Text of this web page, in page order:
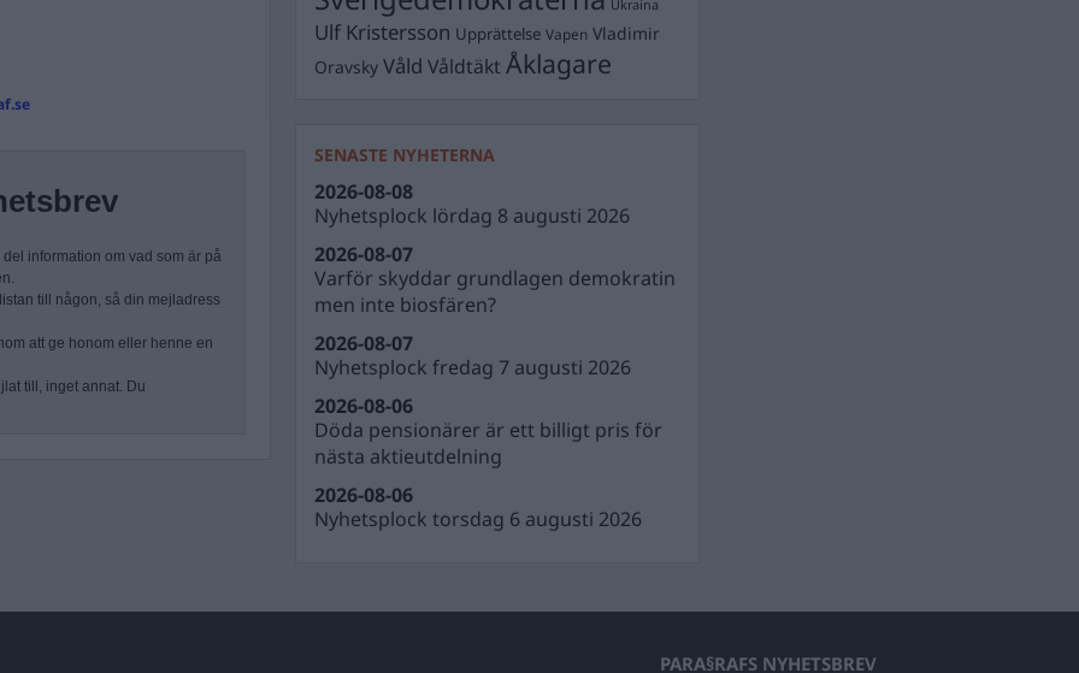
information om vad som är på
till någon, så din mejladress
att ge honom eller henne en
till, inget annat. Du
Ukraina
Ulf Kristersson Upprättelse Vapen Vladimir
Oravsky Våld Våldtäkt Åklagare
SENASTE NYHETERNA
Nyhetsplock lördag 8 augusti 2026
2026-08-08
Varför skyddar grundlagen demokratin
men inte biosfären?
2026-08-07
Nyhetsplock fredag 7 augusti 2026
2026-08-07
Döda pensionärer är ett billigt pris för
nästa aktieutdelning
2026-08-06
Nyhetsplock torsdag 6 augusti 2026
2026-08-06
PARA§RAFS NYHETSBREV